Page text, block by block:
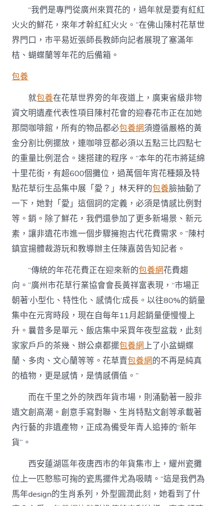
貨
市
場
出
色
“我們是專門從廣州來買花的，過年就是要有紅紅
火火的鮮花，來年才幹紅紅火火。”在佛山陳村花草世
界門口，市平易近張師長教師向記者展現了塞滿年
桔、蝴蝶蘭等年花的后備箱。
包養
就包養在花草世界旁的年夜道上，廣東省級非物
資文明遺產代表性項目陳村花會的迎春花市正在加她
那間咖啡館，所有的物品都必包養網須遵循嚴格的黃
金分割比例擺放，連咖啡豆都必須以五點三比四點七
的重量比例混合。速搭建的程序。“本年的花市將延綿
十里花街，有超600個攤位，過萬個年宵花種類及特
點花草衍生品集中展「愛？」林天秤的包養臉抽動了
一下，她對「愛」這個詞的定義，必須是情感比例對
等。銷。除了鮮花，我們還參加了更多新場景、新元
素，讓非遺花市進一個步驟擁抱古代花費需求。”陳村
鎮宣揚體裁游玩和教導辦主任陳嘉茵告知記者。
“傳統的年花花費正在迎來新的包養網花費趨
向。”廣州市花草行業協會會長黃祥富表現，“市場正
朝著‘小型化、特性化、感情化’成長。以往80%的銷量
集中在元宵時段，現在自每年11月起銷量便慢慢上
升。曩昔多是單元、飯店集中采買年夜型盆栽，此刻
家家戶戶的茶幾、辦公桌都擺包養網上了小盆蝴蝶
蘭、多肉、文心蘭等等。花草賣包養網的不再是純真
的植物，更是感情，是情感價值。”
而在千里之外的陜西年貨市場，則涌動著一股非
遺文創高潮。創意手寫對聯、生肖特點文創等承載著
內行藝的非遺產物，正成為備受年青人追捧的“新年
貨”。
西安蓮湖區年夜唐西市的年貨集市上，耀州瓷攤
位上一匹憨態可掬的瓷馬擺件尤為吸睛。“這是我們為
馬年design的生肖系列，外型圓潤此刻，她看到了什